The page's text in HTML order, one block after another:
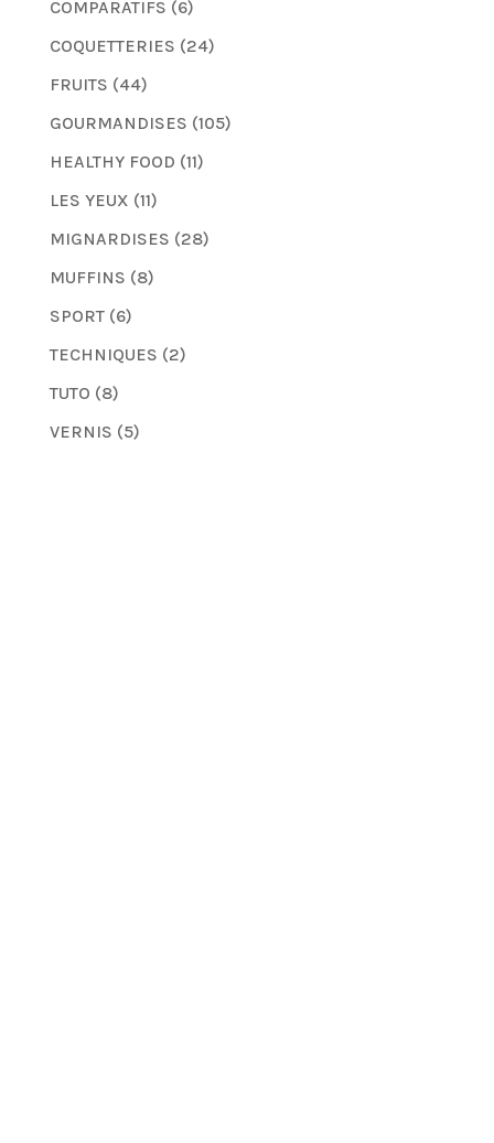
COMPARATIFS (6)
COQUETTERIES (24)
FRUITS (44)
GOURMANDISES (105)
HEALTHY FOOD (11)
LES YEUX (11)
MIGNARDISES (28)
MUFFINS (8)
SPORT(6)
TECHNIQUES (2)
TUTO (8)
VERNIS (5)